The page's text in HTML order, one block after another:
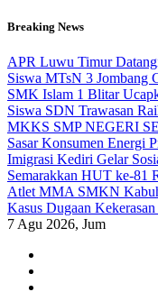
Skip
content
Breaking News
APR Luwu Timur
Siswa MTsN 3 Jombang
SMK Islam 1 Blitar
Siswa SDN Trawasan
MKKS SMP NEGERI
Sasar Konsumen Energi
Imigrasi Kediri Gelar
Semarakkan HUT ke-81
Atlet MMA SMKN
Kasus Dugaan
7 Agu 2026, Jum